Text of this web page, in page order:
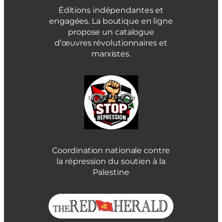
Éditions indépendantes et
engagées. La boutique en ligne
propose un catalogue
d’œuvres révolutionnaires et
marxistes.
Coordination nationale contre
la répression du soutien à la
Palestine